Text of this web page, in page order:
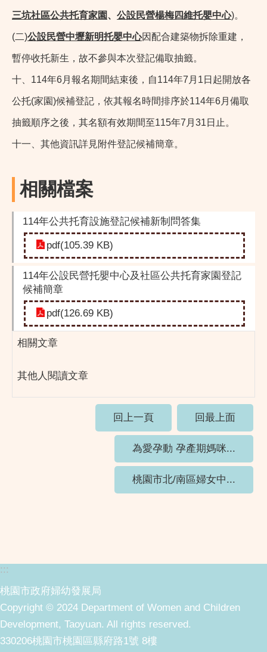
三坑社區公共托育家園、 公設民營楊梅四維托嬰中心)。
(二)公設民營中壢新明托嬰中心因配合建築物拆除重建，
暫停收托新生，故不參與本次登記備取抽籤。
十、114年6月報名期間結束後，自114年7月1日起開放各
公托(家園)候補登記，依其報名時間排序於114年6月備取
抽籤順序之後，其名額有效期間至115年7月31日止。
十一、其他資訊詳見附件登記候補簡章。
相關檔案
114年公共托育設施登記候補新制問答集
pdf(105.39 KB)
114年公設民營托嬰中心及社區公共托育家園登記
候補簡章
pdf(126.69 KB)
相關文章
其他人閱讀文章
回上一頁 回最上面
為愛孕動 孕產期媽咪...
桃園市北/南區婦女中...
:::
桃園市政府婦幼發展局
Copyright © 2024 Department of Women and Children
Development, Taoyuan. All rights reserved.
330206桃園市桃園區縣府路1號 8樓